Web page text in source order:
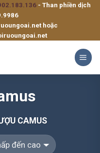
- Than phiền dịch
hoặc
CAMUS